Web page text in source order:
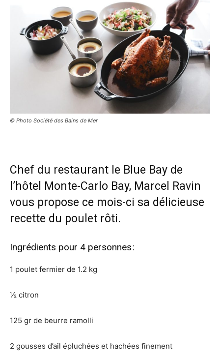
© Photo Société des Bains de Mer
Chef du restaurant le Blue Bay de
l’hôtel Monte-Carlo Bay, Marcel Ravin
vous propose ce mois-ci sa délicieuse
recette du poulet rôti.
Ingrédients pour 4 personnes :
1 poulet fermier de 1.2 kg
½ citron
125 gr de beurre ramolli
2 gousses d’ail épluchées et hachées finement